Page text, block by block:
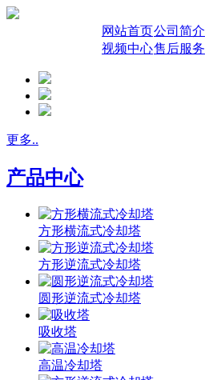
网站首页公司简介
视频中心售后服务
更多..
产品中心
方形横流式冷却塔
方形逆流式冷却塔
圆形逆流式冷却塔
吸收塔
高温冷却塔